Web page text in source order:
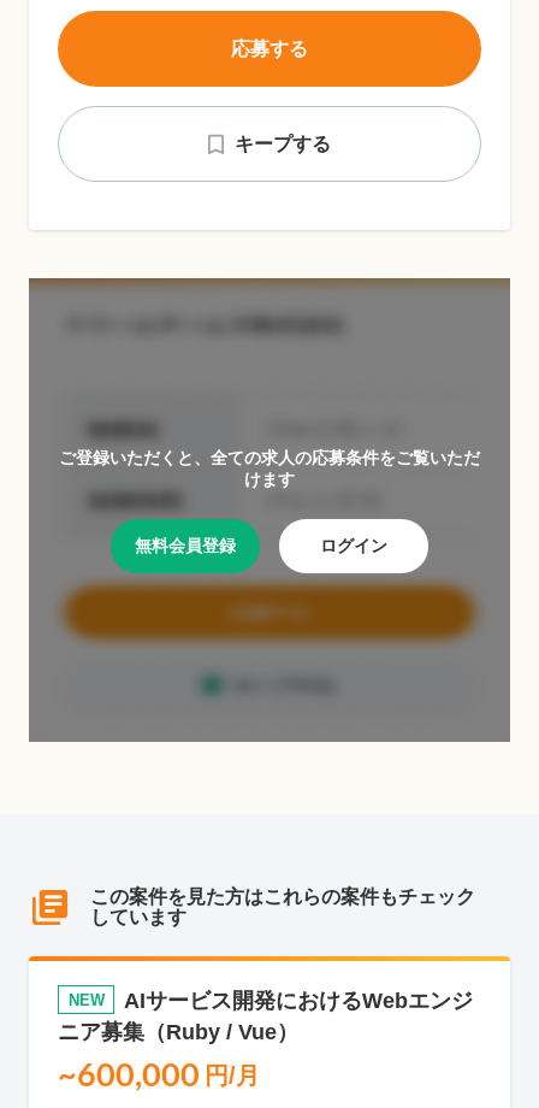
キープする
応募する
ご登録いただくと、全ての求人の応募条件をご覧いただ
けます
無料会員登録 ログイン
この案件を見た方はこれらの案件もチェック
しています
NEW
AIサービス開発におけるWebエンジ
ニア募集（Ruby / Vue）
~600,000 円/月